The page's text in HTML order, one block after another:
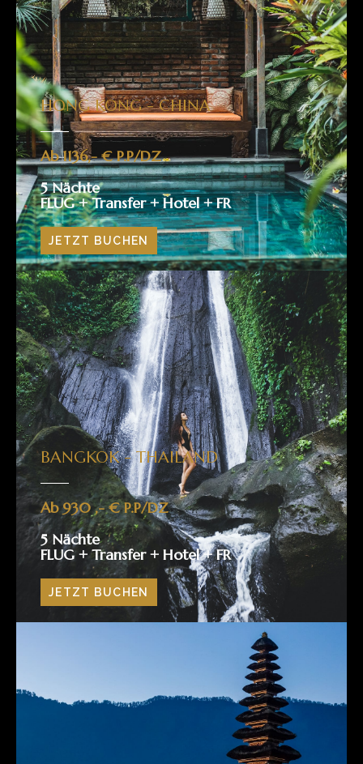
HONG KONG - CHINA​
Ab 1136,- € P.P/DZ
5 Nächte
FLUG + Transfer + Hotel + FR
JETZT BUCHEN
BANGKOK - THAILAND​
Ab 930 ,- € P.P/DZ
5 Nächte
FLUG + Transfer + Hotel + FR
JETZT BUCHEN